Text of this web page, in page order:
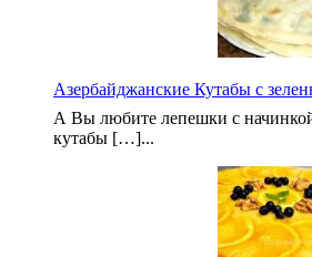
Азербайджанские Кутабы с
А Вы любите лепешки с
кутабы […]...